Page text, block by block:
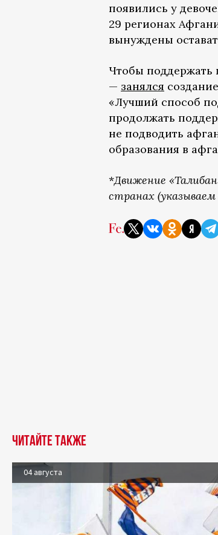
появились у
29 регионах
вынуждены
Чтобы
— занялся
«Лучший способ
продолжать
не подводить
образования в
*Движение
странах (указываем
Читайте также
04 августа